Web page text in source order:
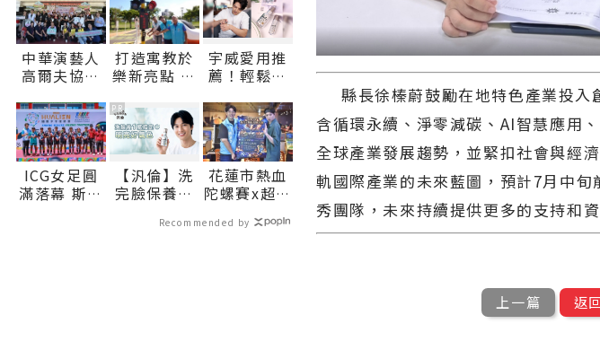
中華演藝人
高爾夫協會
林鄉、瑞穗
鄉衛生所醫
療巡迴車 縣
長代表花蓮
鄉親表達感
謝∣花蓮新
打造寓教於
樂新亮點 大
公園將開放
體驗∣花蓮
新聞網官方
網站各類新
聞－最快速
的今日新聞
報導 最新的
宇威愛用推
薦！輕鬆搞
養，首購只
要$390
ICG女足圓
滿落幕 斯洛
【汎倫】洗
完臉保養超
打造好氣色
PR
花蓮市熱血
陀螺賽x超嗨
8/22、23接
Recommended by
縣長徐榛蔚鼓勵在地特色產業投入
含循環永續、淨零減碳、AI智慧應用
全球產業發展趨勢，並緊扣社會與經
軌國際產業的未來藍圖，預計7月中
秀團隊，未來持續提供更多的支持和
上一篇 返